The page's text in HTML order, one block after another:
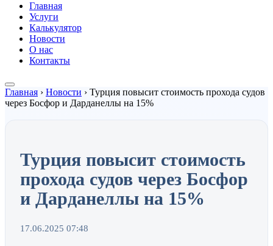
Главная
Услуги
Калькулятор
Новости
О нас
Контакты
Главная › Новости › Турция повысит стоимость прохода судов
через Босфор и Дарданеллы на 15%
Турция повысит стоимость
прохода судов через Босфор
и Дарданеллы на 15%
17.06.2025 07:48